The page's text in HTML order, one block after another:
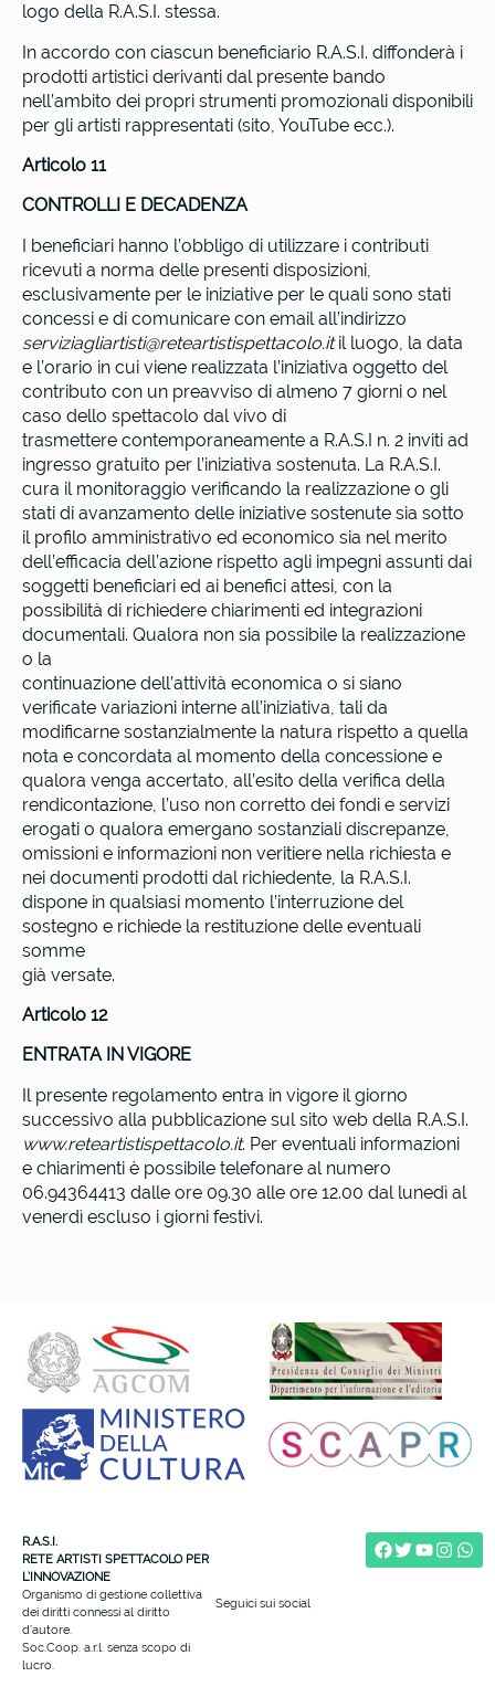
logo della R.A.S.I. stessa.
In accordo con ciascun beneficiario R.A.S.I. diffonderà i
prodotti artistici derivanti dal presente bando
nell’ambito dei propri strumenti promozionali disponibili
per gli artisti rappresentati (sito, YouTube ecc.).
Articolo 11
CONTROLLI E DECADENZA
I beneficiari hanno l’obbligo di utilizzare i contributi
ricevuti a norma delle presenti disposizioni,
esclusivamente per le iniziative per le quali sono stati
concessi e di comunicare con email all’indirizzo
serviziagliartisti@reteartistispettacolo.itil luogo, la data
e l’orario in cui viene realizzata l’iniziativa oggetto del
contributo con un preavviso di almeno 7 giorni o nel
caso dello spettacolo dal vivo di
trasmettere contemporaneamente a R.A.S.I n. 2 inviti ad
ingresso gratuito per l’iniziativa sostenuta. La R.A.S.I.
cura il monitoraggio verificando la realizzazione o gli
stati di avanzamento delle iniziative sostenute sia sotto
il profilo amministrativo ed economico sia nel merito
dell’efficacia dell’azione rispetto agli impegni assunti dai
soggetti beneficiari ed ai benefici attesi, con la
possibilità di richiedere chiarimenti ed integrazioni
documentali. Qualora non sia possibile la realizzazione
o la
continuazione dell’attività economica o si siano
verificate variazioni interne all’iniziativa, tali da
modificarne sostanzialmente la natura rispetto a quella
nota e concordata al momento della concessione e
qualora venga accertato, all’esito della verifica della
rendicontazione, l’uso non corretto dei fondi e servizi
erogati o qualora emergano sostanziali discrepanze,
omissioni e informazioni non veritiere nella richiesta e
nei documenti prodotti dal richiedente, la R.A.S.I.
dispone in qualsiasi momento l’interruzione del
sostegno e richiede la restituzione delle eventuali
somme
già versate.
Articolo 12
ENTRATA IN VIGORE
Il presente regolamento entra in vigore il giorno
successivo alla pubblicazione sul sito web della R.A.S.I.
www.reteartistispettacolo.it. Per eventuali informazioni
e chiarimenti è possibile telefonare al numero
06.94364413 dalle ore 09.30 alle ore 12.00 dal lunedì al
venerdì escluso i giorni festivi.
R.A.S.I.
RETE ARTISTI SPETTACOLO PER
L’INNOVAZIONE
Organismo di gestione collettiva
dei diritti connessi al diritto
d’autore.
Soc.Coop. a.r.l. senza scopo di
lucro.
Seguici sui social